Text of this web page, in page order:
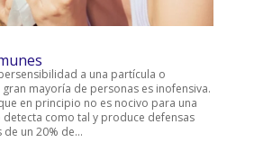
a una partícula o
mayoría de personas es inofensiva.
en principio no es nocivo para una
como tal y produce defensas
un 20% de...